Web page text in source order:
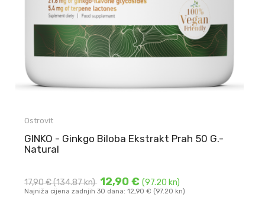
Ostrovit
GINKO - Ginkgo Biloba Ekstrakt Prah 50 G.-
Natural
17,90 €(134.87 kn) 12,90 €(97.20 kn)
Najniža cijena zadnjih 30 dana: 12,90 € (97.20 kn)